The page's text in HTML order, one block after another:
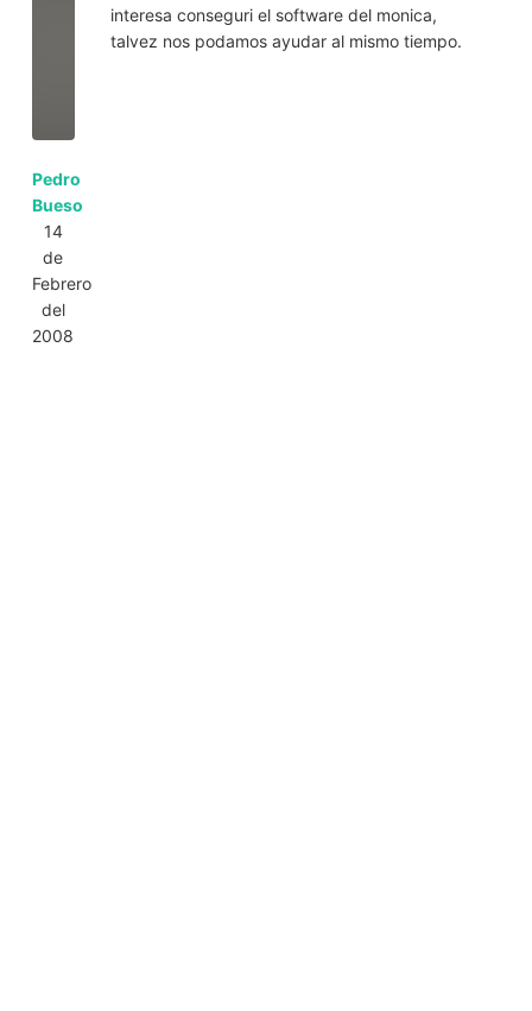
Pedro
Bueso
14
de
Febrero
del
2008
interesa conseguri el software del monica,
talvez nos podamos ayudar al mismo tiempo.